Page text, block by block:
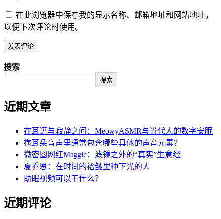
在此浏览器中保存我的显示名称、邮箱地址和网站地址，
以便下次评论时使用。
搜索
搜索
近期文章
在耳语与寂静之间：MeowyASMR与当代人的数字安眠
掏耳朵音声里通常包含哪些具体的声音元素？
微密圈网红Maggie：滤镜之外的“真实”生意经
夏乔恩：在时间的褶皱里种下光的人
助眠视频可以干什么？
近期评论